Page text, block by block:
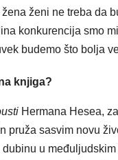
ženi ne treba da
konkurencija smo
budemo što bolja
knjiga?
Hermana Hesea,
pruža sasvim novu
dubinu u